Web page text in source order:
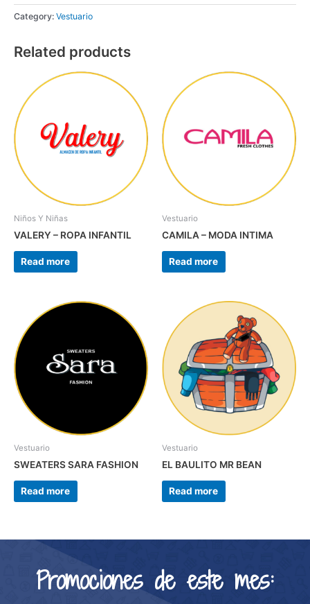
Category: Vestuario
Related products
Niños Y Niñas
VALERY – ROPA INFANTIL
Read more
Vestuario
CAMILA – MODA INTIMA
Read more
Vestuario
SWEATERS SARA FASHION
Read more
Vestuario
EL BAULITO MR BEAN
Read more
Promociones de este mes: